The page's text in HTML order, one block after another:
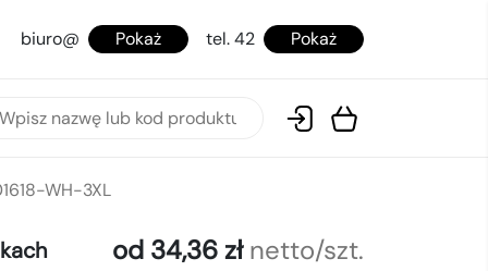
biuro@ Pokaż tel. 42 Pokaż
WH-3XL
od 34,36 zł netto/szt.